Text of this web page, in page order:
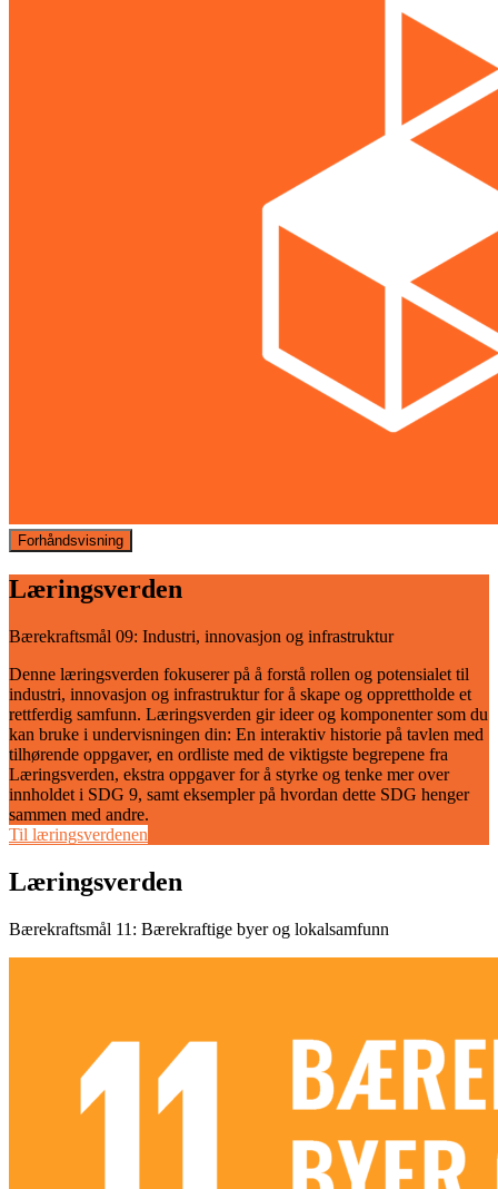
Forhåndsvisning
Læringsverden
Bærekraftsmål 09: Industri, innovasjon og infrastruktur
Denne læringsverden fokuserer på å forstå rollen og potensialet til
industri, innovasjon og infrastruktur for å skape og opprettholde et
rettferdig samfunn. Læringsverden gir ideer og komponenter som du
kan bruke i undervisningen din: En interaktiv historie på tavlen med
tilhørende oppgaver, en ordliste med de viktigste begrepene fra
Læringsverden, ekstra oppgaver for å styrke og tenke mer over
innholdet i SDG 9, samt eksempler på hvordan dette SDG henger
sammen med andre.
Til læringsverdenen
Læringsverden
Bærekraftsmål 11: Bærekraftige byer og lokalsamfunn